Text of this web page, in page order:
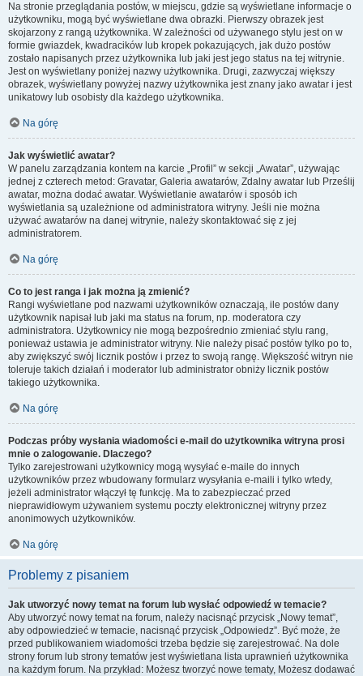
Na stronie przeglądania postów, w miejscu, gdzie są wyświetlane informacje o
użytkowniku, mogą być wyświetlane dwa obrazki. Pierwszy obrazek jest
skojarzony z rangą użytkownika. W zależności od używanego stylu jest on w
formie gwiazdek, kwadracików lub kropek pokazujących, jak dużo postów
zostało napisanych przez użytkownika lub jaki jest jego status na tej witrynie.
Jest on wyświetlany poniżej nazwy użytkownika. Drugi, zazwyczaj większy
obrazek, wyświetlany powyżej nazwy użytkownika jest znany jako awatar i jest
unikatowy lub osobisty dla każdego użytkownika.
Na górę
Jak wyświetlić awatar?
W panelu zarządzania kontem na karcie „Profil” w sekcji „Awatar”, używając
jednej z czterech metod: Gravatar, Galeria awatarów, Zdalny awatar lub Prześlij
awatar, można dodać awatar. Wyświetlanie awatarów i sposób ich
wyświetlania są uzależnione od administratora witryny. Jeśli nie można
używać awatarów na danej witrynie, należy skontaktować się z jej
administratorem.
Na górę
Co to jest ranga i jak można ją zmienić?
Rangi wyświetlane pod nazwami użytkowników oznaczają, ile postów dany
użytkownik napisał lub jaki ma status na forum, np. moderatora czy
administratora. Użytkownicy nie mogą bezpośrednio zmieniać stylu rang,
ponieważ ustawia je administrator witryny. Nie należy pisać postów tylko po to,
aby zwiększyć swój licznik postów i przez to swoją rangę. Większość witryn nie
toleruje takich działań i moderator lub administrator obniży licznik postów
takiego użytkownika.
Na górę
Podczas próby wysłania wiadomości e-mail do użytkownika witryna prosi
mnie o zalogowanie. Dlaczego?
Tylko zarejestrowani użytkownicy mogą wysyłać e-maile do innych
użytkowników przez wbudowany formularz wysyłania e-maili i tylko wtedy,
jeżeli administrator włączył tę funkcję. Ma to zabezpieczać przed
nieprawidłowym używaniem systemu poczty elektronicznej witryny przez
anonimowych użytkowników.
Na górę
Problemy z pisaniem
Jak utworzyć nowy temat na forum lub wysłać odpowiedź w temacie?
Aby utworzyć nowy temat na forum, należy nacisnąć przycisk „Nowy temat”,
aby odpowiedzieć w temacie, nacisnąć przycisk „Odpowiedz”. Być może, że
przed publikowaniem wiadomości trzeba będzie się zarejestrować. Na dole
strony forum lub strony tematów jest wyświetlana lista uprawnień użytkownika
na każdym forum. Na przykład: Możesz tworzyć nowe tematy, Możesz dodawać